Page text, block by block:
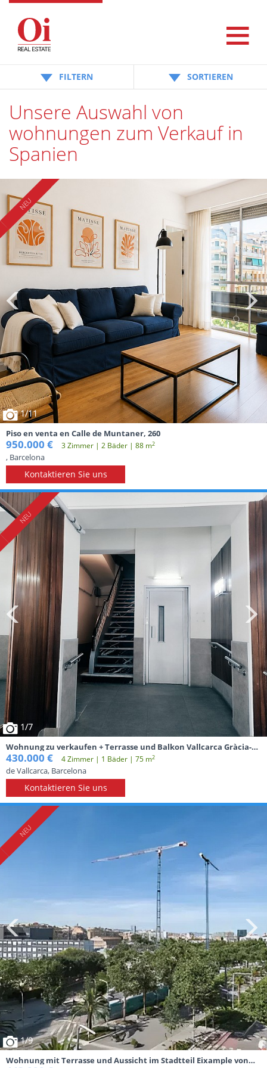
FILTERN SORTIEREN
Unsere Auswahl von
wohnungen zum Verkauf in
Spanien
1/11
Piso en venta en Calle de Muntaner, 260
950.000 € 3 Zimmer | 2 Вäder | 88 m2
, Barcelona
Kontaktieren Sie uns
1/7
Wohnung zu verkaufen + Terrasse und Balkon Vallcarca Gràcia-
Barcelona
430.000 € 4 Zimmer | 1 Вäder | 75 m2
de Vallcarca, Barcelona
Kontaktieren Sie uns
1/9
Wohnung mit Terrasse und Aussicht im Stadtteil Eixample von